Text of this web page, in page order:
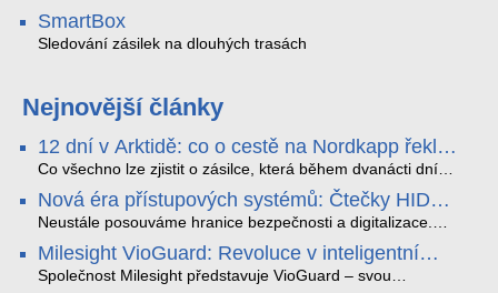
SmartBox
Sledování zásilek na dlouhých trasách
Nejnovější články
12 dní v Arktidě: co o cestě na Nordkapp řekla
data ze SMARTBOX 2 MAX
Co všechno lze zjistit o zásilce, která během dvanácti dní
projede Arktidou? SMARTBOX 2 MAX jsme vzali na trasu z
Tromsø přes Lofoty, Kirunu a finské Laponsko až na
Nordkapp. Bez jediného dobití, v mrazu až −13 °C a mimo
otřesy i náklon. Výsledkem není jen čára na mapě, ale
podrobný datový příběh celé cesty.
Nová éra přístupových systémů: Čtečky HID
Signo
Neustále posouváme hranice bezpečnosti a digitalizace.
v oblasti kontroly přístupu – moderní a vysoce univerzální
čtečky HID Signo.
Milesight VioGuard: Revoluce v inteligentní
detekci dopravních přestupků
Společnost Milesight představuje VioGuard – svou